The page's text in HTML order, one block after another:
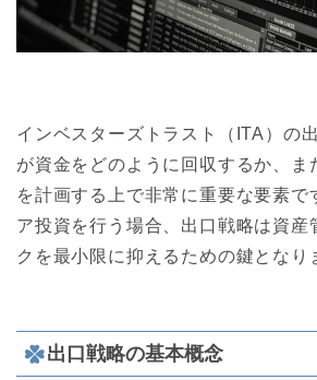
インベスターズトラスト（ITA）の
が資金をどのように回収するか、ま
を計画する上で非常に重要な要素で
ア投資を行う場合、出口戦略は資産
クを最小限に抑えるための鍵となり
出口戦略の基本概念